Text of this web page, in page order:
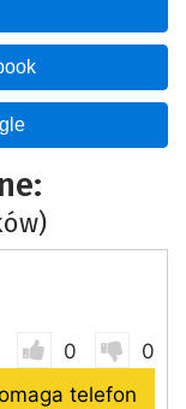
0
0
telefon